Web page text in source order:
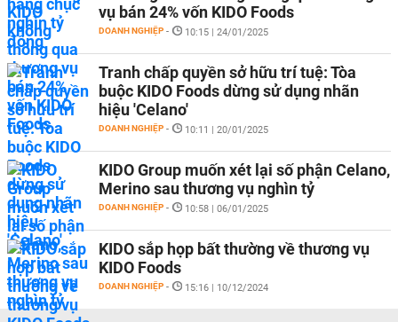
vụ bán 24% vốn KIDO Foods
DOANH NGHIỆP - 10:15 | 24/01/2025
Tranh chấp quyền sở hữu trí tuệ: Tòa
buộc KIDO Foods dừng sử dụng nhãn
hiệu 'Celano'
DOANH NGHIỆP - 10:11 | 20/01/2025
KIDO Group muốn xét lại số phận Celano,
Merino sau thương vụ nghìn tỷ
DOANH NGHIỆP - 10:58 | 06/01/2025
KIDO sắp họp bất thường về thương vụ
KIDO Foods
DOANH NGHIỆP - 15:16 | 10/12/2024